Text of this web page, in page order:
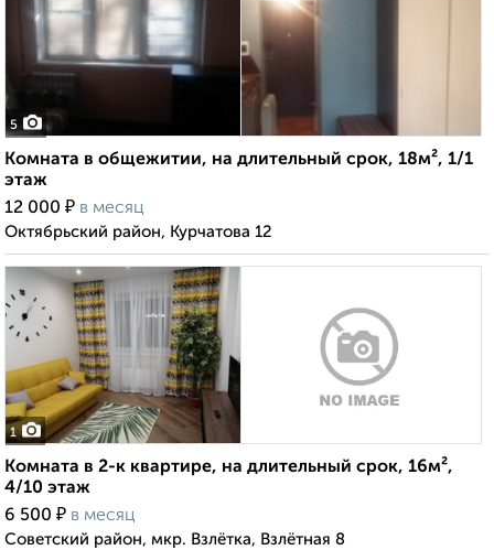
5
Комната в общежитии, на длительный срок, 18м², 1/1
этаж
12 000 ₽ в месяц
Октябрьский район, Курчатова 12
1
Комната в 2-к квартире, на длительный срок, 16м²,
4/10 этаж
6 500 ₽ в месяц
Советский район, мкр. Взлётка, Взлётная 8